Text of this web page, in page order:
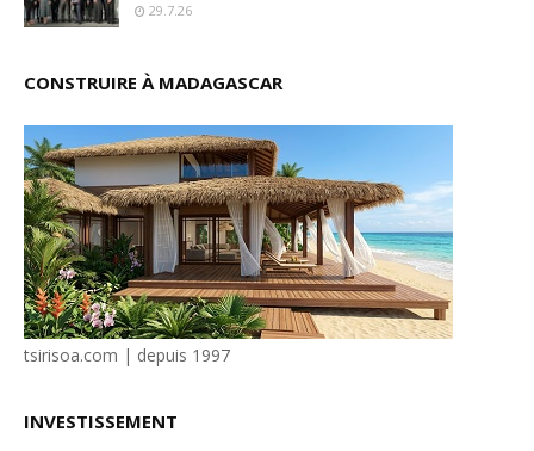
29.7.26
CONSTRUIRE À MADAGASCAR
tsirisoa.com | depuis 1997
INVESTISSEMENT